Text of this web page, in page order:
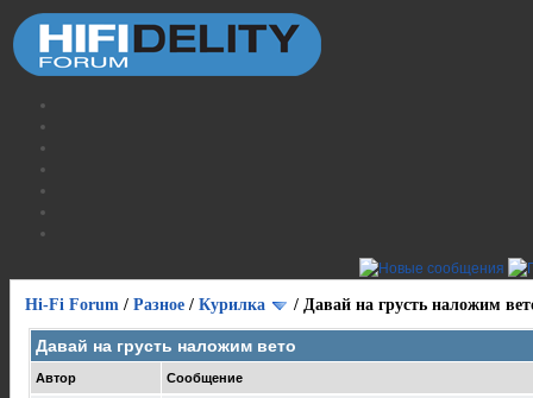
Hi-Fi Forum / Разное / Курилка / Давай на грусть наложим
Давай на грусть наложим вето
Автор Сообщение